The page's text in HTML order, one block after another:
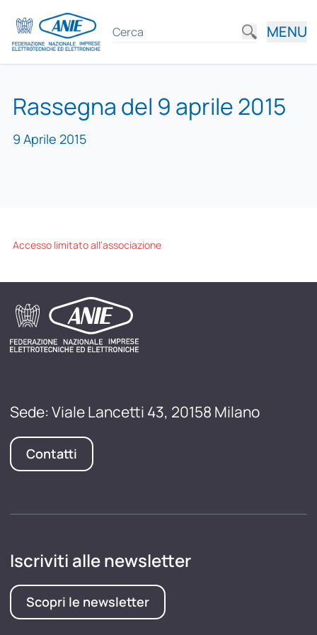
MENU
Rassegna del 9 aprile 2015
9 Aprile 2015
Accesso limitato all'associazione
Sede: Viale Lancetti 43, 20158 Milano
Contatti
Iscriviti alle newsletter
Scopri le newsletter